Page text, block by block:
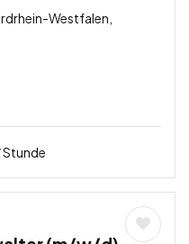
Westfalen,
Stunde